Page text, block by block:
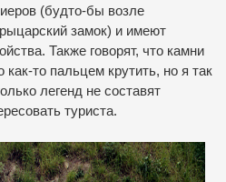
(будто-бы возле
замок) и имеют
Также говорят, что камни
то пальцем крутить, но я так
легенд не составят
туриста.